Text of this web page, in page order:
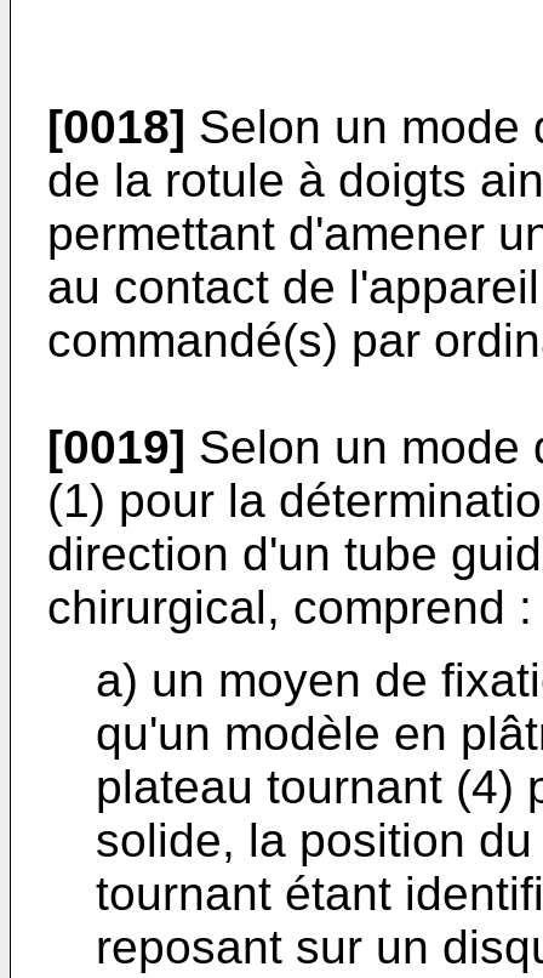
[0018] Selon un mode
de la rotule à doigts
permettant d'amener
au contact de
commandé(s) par
[0019] Selon un mode
(1) pour la
direction d'un tube
chirurgical, comprend :
a) un moyen de
qu'un modèle en
plateau tournant (4)
solide, la position
tournant étant
reposant sur un